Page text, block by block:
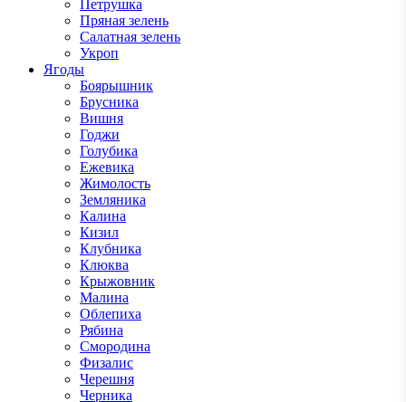
Петрушка
Пряная зелень
Салатная зелень
Укроп
Ягоды
Боярышник
Брусника
Вишня
Годжи
Голубика
Ежевика
Жимолость
Земляника
Калина
Кизил
Клубника
Клюква
Крыжовник
Малина
Облепиха
Рябина
Смородина
Физалис
Черешня
Черника